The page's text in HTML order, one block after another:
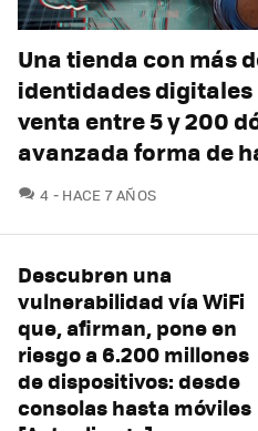
Una tienda con más
identidades digitales
venta entre 5 y 200
avanzada forma de
4 COMENTARIOS
HACE 7 AÑOS
Descubren una
vulnerabilidad vía WiFi
que, afirman, pone en
riesgo a 6.200 millones
de dispositivos: desde
consolas hasta móviles